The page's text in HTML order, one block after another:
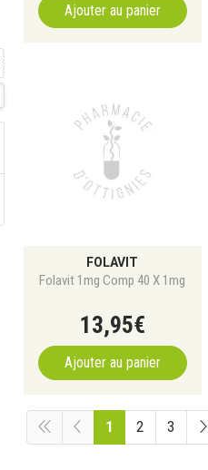
Ajouter au panier
FOLAVIT
Folavit 1mg Comp 40 X 1mg
13,95€
Ajouter au panier
1 2 3